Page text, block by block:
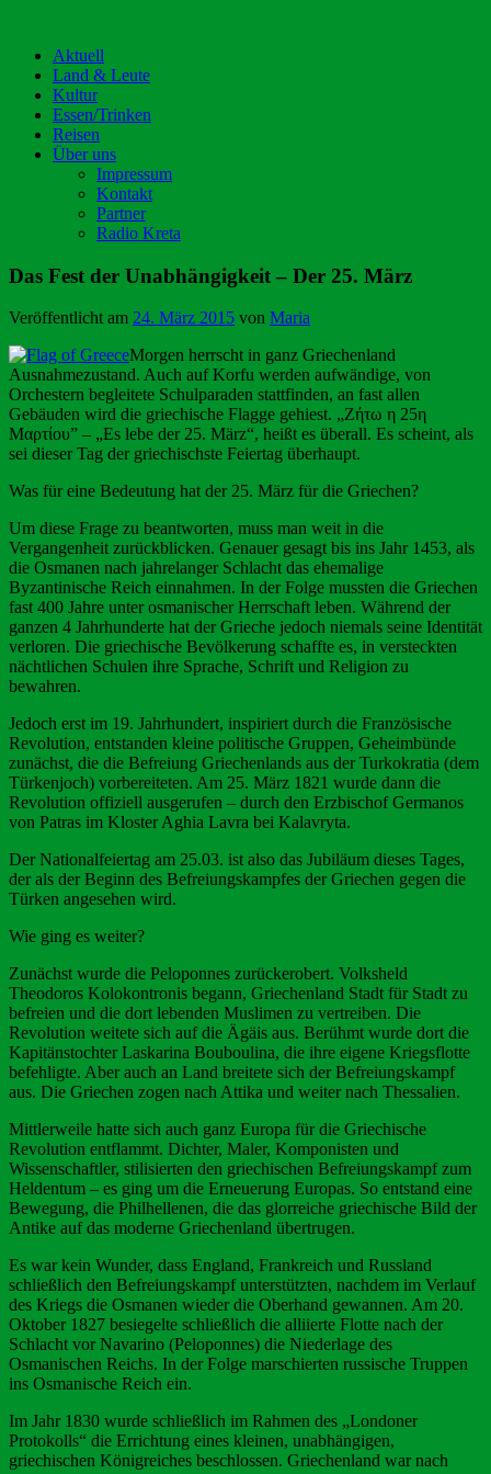
Aktuell
Land & Leute
Kultur
Essen/Trinken
Reisen
Über uns
Impressum
Kontakt
Partner
Radio Kreta
Das Fest der Unabhängigkeit – Der 25. März
Veröffentlicht am 24. März 2015 von Maria
Morgen herrscht in ganz Griechenland
Ausnahmezustand. Auch auf Korfu werden aufwändige, von
Orchestern begleitete Schulparaden stattfinden, an fast allen
Gebäuden wird die griechische Flagge gehiest. „Ζήτω η 25η
Μαρτίου” – „Es lebe der 25. März“, heißt es überall. Es scheint, als
sei dieser Tag der griechischste Feiertag überhaupt.
Was für eine Bedeutung hat der 25. März für die Griechen?
Um diese Frage zu beantworten, muss man weit in die
Vergangenheit zurückblicken. Genauer gesagt bis ins Jahr 1453, als
die Osmanen nach jahrelanger Schlacht das ehemalige
Byzantinische Reich einnahmen. In der Folge mussten die Griechen
fast 400 Jahre unter osmanischer Herrschaft leben. Während der
ganzen 4 Jahrhunderte hat der Grieche jedoch niemals seine Identität
verloren. Die griechische Bevölkerung schaffte es, in versteckten
nächtlichen Schulen ihre Sprache, Schrift und Religion zu
bewahren.
Jedoch erst im 19. Jahrhundert, inspiriert durch die Französische
Revolution, entstanden kleine politische Gruppen, Geheimbünde
zunächst, die die Befreiung Griechenlands aus der Turkokratia (dem
Türkenjoch) vorbereiteten. Am 25. März 1821 wurde dann die
Revolution offiziell ausgerufen – durch den Erzbischof Germanos
von Patras im Kloster Aghia Lavra bei Kalavryta.
Der Nationalfeiertag am 25.03. ist also das Jubiläum dieses Tages,
der als der Beginn des Befreiungskampfes der Griechen gegen die
Türken angesehen wird.
Wie ging es weiter?
Zunächst wurde die Peloponnes zurückerobert. Volksheld
Theodoros Kolokontronis begann, Griechenland Stadt für Stadt zu
befreien und die dort lebenden Muslimen zu vertreiben. Die
Revolution weitete sich auf die Ägäis aus. Berühmt wurde dort die
Kapitänstochter Laskarina Bouboulina, die ihre eigene Kriegsflotte
befehligte. Aber auch an Land breitete sich der Befreiungskampf
aus. Die Griechen zogen nach Attika und weiter nach Thessalien.
Mittlerweile hatte sich auch ganz Europa für die Griechische
Revolution entflammt. Dichter, Maler, Komponisten und
Wissenschaftler, stilisierten den griechischen Befreiungskampf zum
Heldentum – es ging um die Erneuerung Europas. So entstand eine
Bewegung, die Philhellenen, die das glorreiche griechische Bild der
Antike auf das moderne Griechenland übertrugen.
Es war kein Wunder, dass England, Frankreich und Russland
schließlich den Befreiungskampf unterstützten, nachdem im Verlauf
des Kriegs die Osmanen wieder die Oberhand gewannen. Am 20.
Oktober 1827 besiegelte schließlich die alliierte Flotte nach der
Schlacht vor Navarino (Peloponnes) die Niederlage des
Osmanischen Reichs. In der Folge marschierten russische Truppen
ins Osmanische Reich ein.
Im Jahr 1830 wurde schließlich im Rahmen des „Londoner
Protokolls“ die Errichtung eines kleinen, unabhängigen,
griechischen Königreiches beschlossen. Griechenland war nach